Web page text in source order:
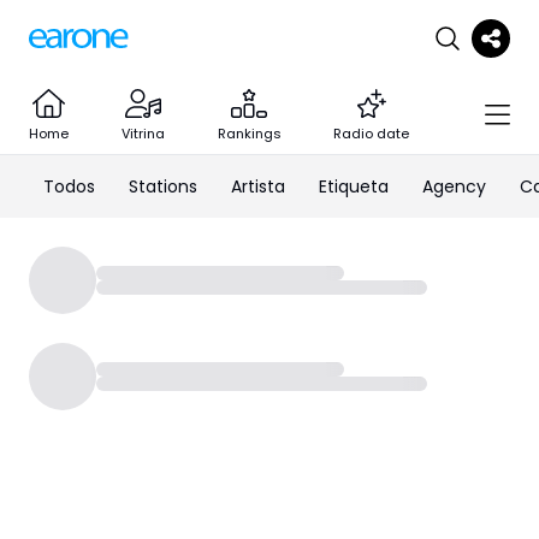
Home Vitrina Rankings Radio date
Todos Stations Artista Etiqueta Agency